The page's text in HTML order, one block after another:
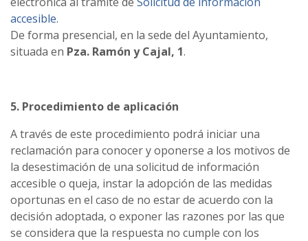
accesible.
De forma presencial, en la sede del Ayuntamiento,
situada en Pza. Ramón y Cajal, 1.
5. Procedimiento de aplicación
A través de este procedimiento podrá iniciar una
reclamación para conocer y oponerse a los motivos de
la desestimación de una solicitud de información
accesible o queja, instar la adopción de las medidas
oportunas en el caso de no estar de acuerdo con la
decisión adoptada, o exponer las razones por las que
se considera que la respuesta no cumple con los